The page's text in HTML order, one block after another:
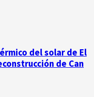
del solar de El
de Can